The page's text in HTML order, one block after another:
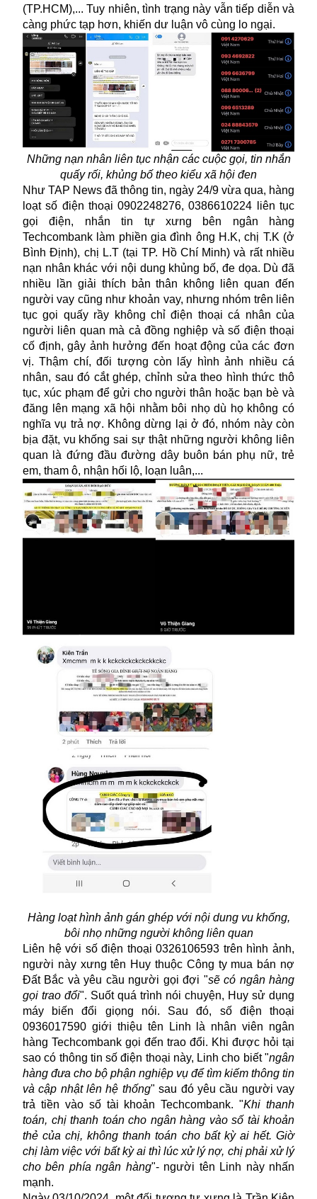
(TP.HCM),... Tuy nhiên, tình trạng này vẫn tiếp diễn và
càng phức tạp hơn, khiến dư luận vô cùng lo ngại.
Những nạn nhân liên tục nhận các cuộc gọi, tin nhắn
quấy rối, khủng bố theo kiểu xã hội đen
Như TAP News đã thông tin, ngày 24/9 vừa qua, hàng
loạt số điện thoại 0902248276, 0386610224 liên tục
gọi điện, nhắn tin tự xưng bên ngân hàng
Techcombank làm phiền gia đình ông H.K, chị T.K (ở
Bình Định), chị L.T (tại TP. Hồ Chí Minh) và rất nhiều
nạn nhân khác với nội dung khủng bố, đe dọa. Dù đã
nhiều lần giải thích bản thân không liên quan đến
người vay cũng như khoản vay, nhưng nhóm trên liên
tục gọi quấy rầy không chỉ điện thoại cá nhân của
người liên quan mà cả đồng nghiệp và số điện thoại
cố định, gây ảnh hưởng đến hoạt động của các đơn
vị. Thậm chí, đối tượng còn lấy hình ảnh nhiều cá
nhân, sau đó cắt ghép, chỉnh sửa theo hình thức thô
tục, xúc phạm để gửi cho người thân hoặc bạn bè và
đăng lên mạng xã hội nhằm bôi nhọ dù họ không có
nghĩa vụ trả nợ. Không dừng lại ở đó, nhóm này còn
bịa đặt, vu khống sai sự thật những người không liên
quan là đứng đầu đường dây buôn bán phụ nữ, trẻ
em, tham ô, nhận hối lộ, loạn luân,...
Hàng loạt hình ảnh gán ghép với nội dung vu khống,
bôi nhọ những người không liên quan
Liên hệ với số điện thoại 0326106593 trên hình ảnh,
người này xưng tên Huy thuộc Công ty mua bán nợ
Đất Bắc và yêu cầu người gọi đợi "sẽ có ngân hàng
gọi trao đổi". Suốt quá trình nói chuyện, Huy sử dụng
máy biến đổi giọng nói. Sau đó, số điện thoại
0936017590 giới thiệu tên Linh là nhân viên ngân
hàng Techcombank gọi đến trao đổi. Khi được hỏi tại
sao có thông tin số điện thoại này, Linh cho biết "ngân
hàng đưa cho bộ phận nghiệp vụ để tìm kiếm thông tin
và cập nhật lên hệ thống" sau đó yêu cầu người vay
trả tiền vào số tài khoản Techcombank. "Khi thanh
toán, chị thanh toán cho ngân hàng vào số tài khoản
thẻ của chị, không thanh toán cho bất kỳ ai hết. Giờ
chị làm việc với bất kỳ ai thì lúc xử lý nợ, chị phải xử lý
cho bên phía ngân hàng"- người tên Linh này nhấn
mạnh.